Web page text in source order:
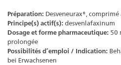
Préparation: Desveneurax®,
Principe(s) actif(s): desvenlafaxinum
Dosage et forme pharmaceutique: 50
prolongée
Possibilités d’emploi / Indication:
bei Erwachsenen